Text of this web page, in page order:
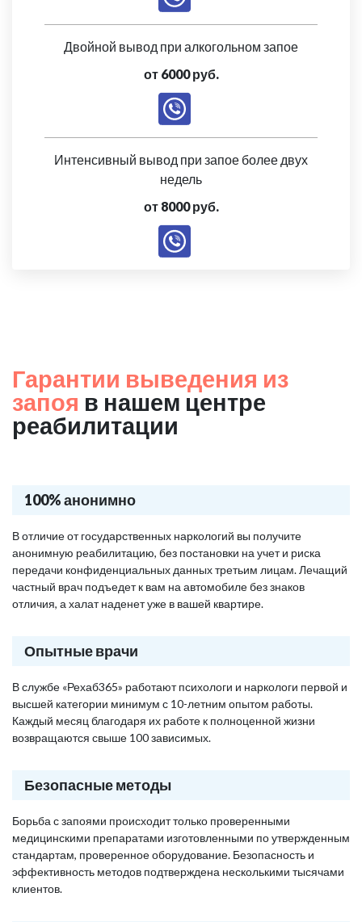
Двойной вывод при алкогольном запое
от 6000 руб.
Интенсивный вывод при запое более двух
недель
от 8000 руб.
Гарантии выведения из
запоя в нашем центре
реабилитации
100% анонимно
В отличие от государственных наркологий вы получите
анонимную реабилитацию, без постановки на учет и риска
передачи конфиденциальных данных третьим лицам. Лечащий
частный врач подъедет к вам на автомобиле без знаков
отличия, а халат наденет уже в вашей квартире.
Опытные врачи
В службе «Рехаб365» работают психологи и наркологи первой и
высшей категории минимум с 10-летним опытом работы.
Каждый месяц благодаря их работе к полноценной жизни
возвращаются свыше 100 зависимых.
Безопасные методы
Борьба с запоями происходит только проверенными
медицинскими препаратами изготовленными по утвержденным
стандартам, проверенное оборудование. Безопасность и
эффективность методов подтверждена несколькими тысячами
клиентов.